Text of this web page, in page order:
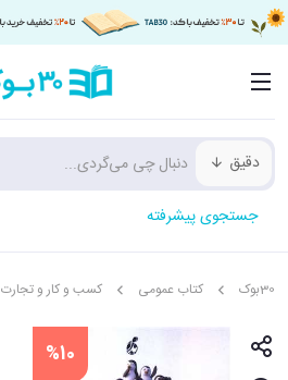
دقیق
جستجوی پیشرفته
30بوک کتاب عمومی کسب و کار و تجارت
%10